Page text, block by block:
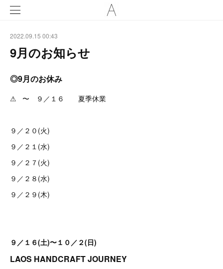
2022.09.15 00:43
9月のお知らせ
◎9月のお休み
⚠︎ 〜 ９／１６ 夏季休業
９／２０(火)
９／２１(水)
９／２７(火)
９／２８(水)
９／２９(木)
９／１６(土)〜１０／２(日)
LAOS HANDCRAFT JOURNEY